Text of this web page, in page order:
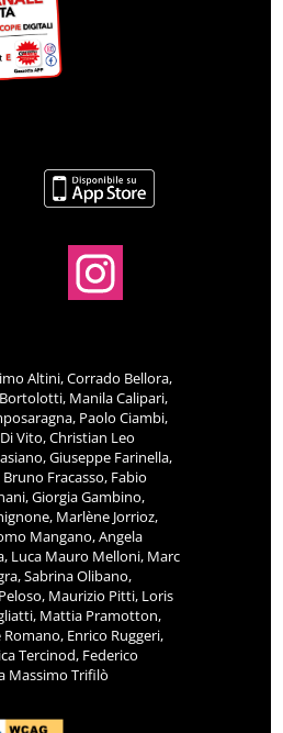
Altini, Corrado Bellora,
Manila Calipari,
Paolo Ciambi,
Vito, Christian Leo
Giuseppe Farinella,
Fracasso, Fabio
Giorgia Gambino,
Marlène Jorrioz,
Mangano, Angela
Luca Mauro Melloni, Marc
Sabrina Olibano,
Maurizio Pitti, Loris
Mattia Pramotton,
Enrico Ruggeri,
Tercinod, Federico
Massimo Trifilò